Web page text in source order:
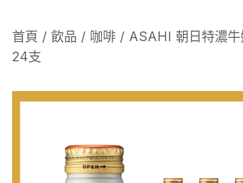
酒、食品
首頁 / 飲品 / 咖啡 / ASAHI 朝日特濃
24支